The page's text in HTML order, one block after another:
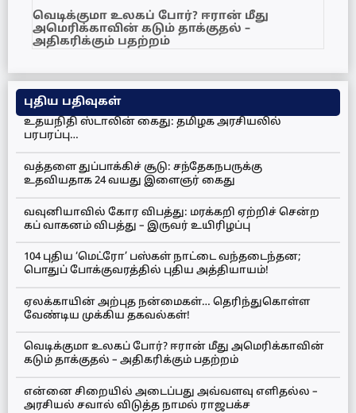
வெடிக்குமா உலகப் போர்? ஈரான் மீது
அமெரிக்காவின் கடும் தாக்குதல் –
அதிகரிக்கும் பதற்றம்
புதிய பதிவுகள்
உதயநிதி ஸ்டாலின் கைது: தமிழக அரசியலில்
பரபரப்பு…
வத்தளை துப்பாக்கிச் சூடு: சந்தேகநபருக்கு
உதவியதாக 24 வயது இளைஞர் கைது
வவுனியாவில் கோர விபத்து: மரக்கறி ஏற்றிச் சென்ற
கப் வாகனம் விபத்து – இருவர் உயிரிழப்பு
104 புதிய ‘மெட்ரோ’ பஸ்கள் நாட்டை வந்தடைந்தன;
பொதுப் போக்குவரத்தில் புதிய அத்தியாயம்!
ஏலக்காயின் அற்புத நன்மைகள்… தெரிந்துகொள்ள
வேண்டிய முக்கிய தகவல்கள்!
வெடிக்குமா உலகப் போர்? ஈரான் மீது அமெரிக்காவின்
கடும் தாக்குதல் – அதிகரிக்கும் பதற்றம்
என்னை சிறையில் அடைப்பது அவ்வளவு எளிதல்ல –
அரசியல் சவால் விடுத்த நாமல் ராஜபக்ச